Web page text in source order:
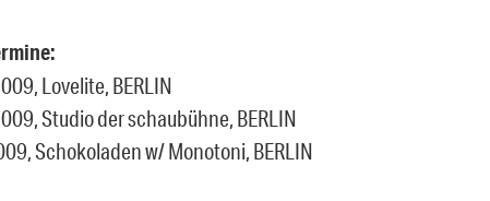
Lovelite, BERLIN
Studio der schaubühne, BERLIN
Schokoladen w/ Monotoni, BERLIN